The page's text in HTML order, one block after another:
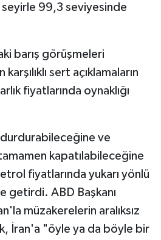
99,3 seviyesinde
barış görüşmeleri
sert açıklamaların
fiyatlarında oynaklığı
durdurabileceğine ve
kapatılabileceğine
fiyatlarında yukarı yönlü
getirdi. ABD Başkanı
müzakerelerin aralıksız
İran'a "öyle ya da böyle bir